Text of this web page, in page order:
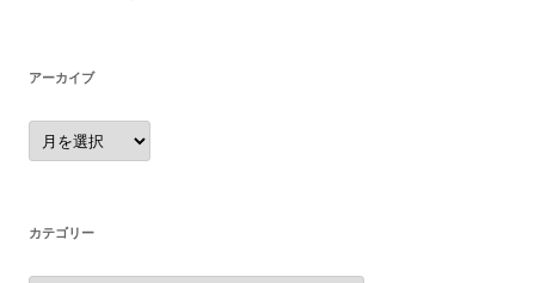
アーカイブ
ア
ー
カ
カテゴリー